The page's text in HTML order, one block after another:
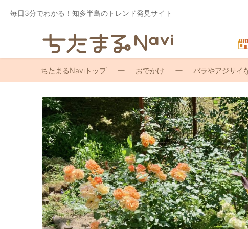
毎日3分でわかる！知多半島のトレンド発見サイト
ちたまるNaviトップ おでかけ バラやアジサイ